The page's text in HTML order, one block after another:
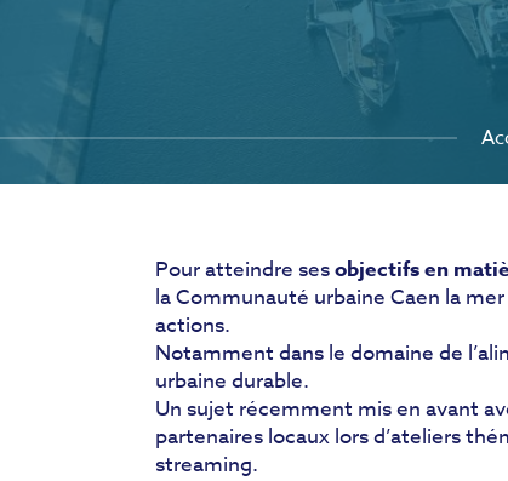
Pour atteindre sesobjectifs en
la Communauté urbaine Caen la
actions.
Notamment dans le domaine de
urbaine durable.
Un sujet récemment mis en avant
partenaires locaux lors d’ateliers
streaming.